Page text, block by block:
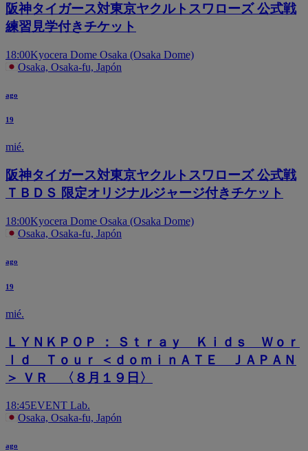
阪神タイガース対東京ヤクルトスワローズ 公式戦
練習見学付きチケット
18:00Kyocera Dome Osaka (Osaka Dome)
Osaka, Osaka-fu, Japón
ago
19
mié.
阪神タイガース対東京ヤクルトスワローズ 公式戦
ＴＢＤＳ 限定オリジナルジャージ付きチケット
18:00Kyocera Dome Osaka (Osaka Dome)
Osaka, Osaka-fu, Japón
ago
19
mié.
ＬＹＮＫＰＯＰ ： Ｓｔｒａｙ Ｋｉｄｓ Ｗｏｒ
ｌｄ Ｔｏｕｒ ＜ｄｏｍｉｎＡＴＥ ＪＡＰＡＮ
＞ ＶＲ 〈８月１９日〉
18:45EVENT Lab.
Osaka, Osaka-fu, Japón
ago